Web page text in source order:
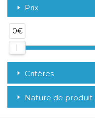
Prix
0€
Critères
Nature de produit